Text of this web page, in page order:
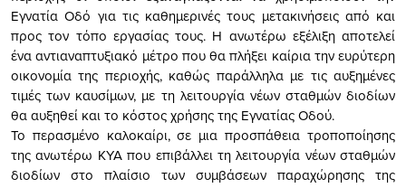
Εγνατία Οδό για τις καθημερινές τους μετακινήσεις από και
προς τον τόπο εργασίας τους. Η ανωτέρω εξέλιξη αποτελεί
ένα αντιαναπτυξιακό μέτρο που θα πλήξει καίρια την ευρύτερη
οικονομία της περιοχής, καθώς παράλληλα με τις αυξημένες
τιμές των καυσίμων, με τη λειτουργία νέων σταθμών διοδίων
θα αυξηθεί και το κόστος χρήσης της Εγνατίας Οδού.
Το περασμένο καλοκαίρι, σε μια προσπάθεια τροποποίησης
της ανωτέρω ΚΥΑ που επιβάλλει τη λειτουργία νέων σταθμών
διοδίων στο πλαίσιο των συμβάσεων παραχώρησης της